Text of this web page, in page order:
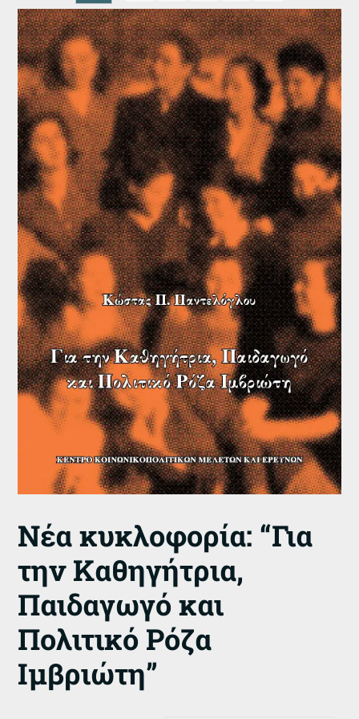
Νέα κυκλοφορία: “Για
την Καθηγήτρια,
Παιδαγωγό και
Πολιτικό Ρόζα
Ιμβριώτη”